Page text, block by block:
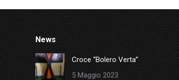
News
Croce “Bolero Verta”
5 Maggio 2023